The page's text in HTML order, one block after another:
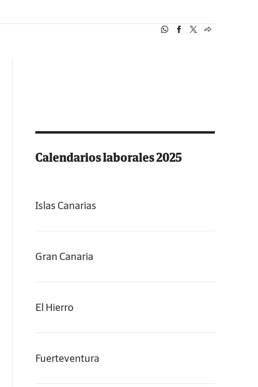
Calendarios laborales 2025
Islas Canarias
Gran Canaria
El Hierro
Fuerteventura